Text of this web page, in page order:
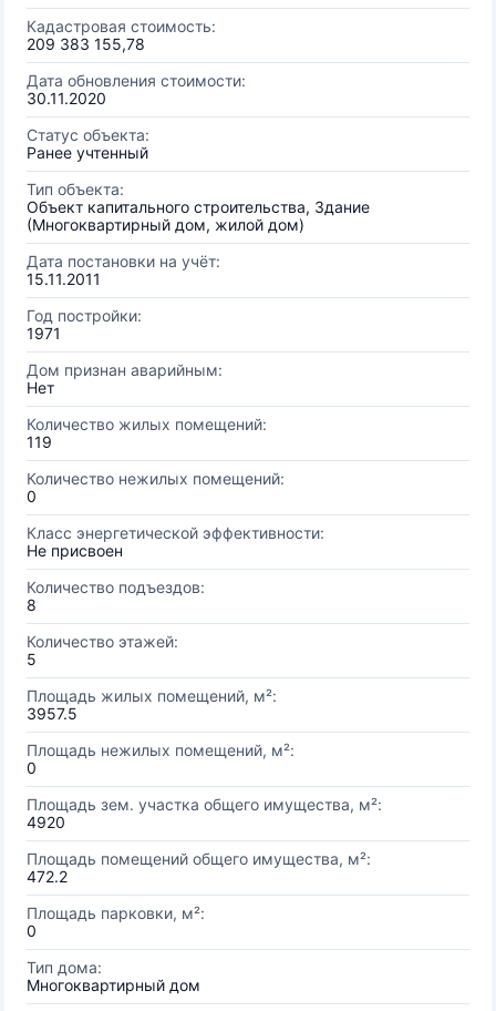
Кадастровая стоимость:
209 383 155,78
Дата обновления стоимости:
30.11.2020
Статус объекта:
Ранее учтенный
Тип объекта:
Объект капитального строительства, Здание
(Многоквартирный дом, жилой дом)
Дата постановки на учёт:
15.11.2011
Год постройки:
1971
Дом признан аварийным:
Нет
Количество жилых помещений:
119
Количество нежилых помещений:
0
Класс энергетической эффективности:
Не присвоен
Количество подъездов:
8
Количество этажей:
5
Площадь жилых помещений, м²:
3957.5
Площадь нежилых помещений, м²:
0
Площадь зем. участка общего имущества, м²:
4920
Площадь помещений общего имущества, м²:
472.2
Площадь парковки, м²:
0
Тип дома:
Многоквартирный дом